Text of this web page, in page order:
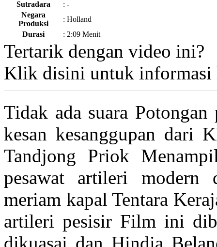
Sutradara
: -
Negara
Produksi
: Holland
Durasi
: 2:09 Menit
Tertarik dengan video ini?
Klik disini untuk
Tidak ada suara
kesan kesanggupan dari
Tandjong Priok
pesawat artileri modern
meriam kapal Tentara
artileri pesisir Film ini